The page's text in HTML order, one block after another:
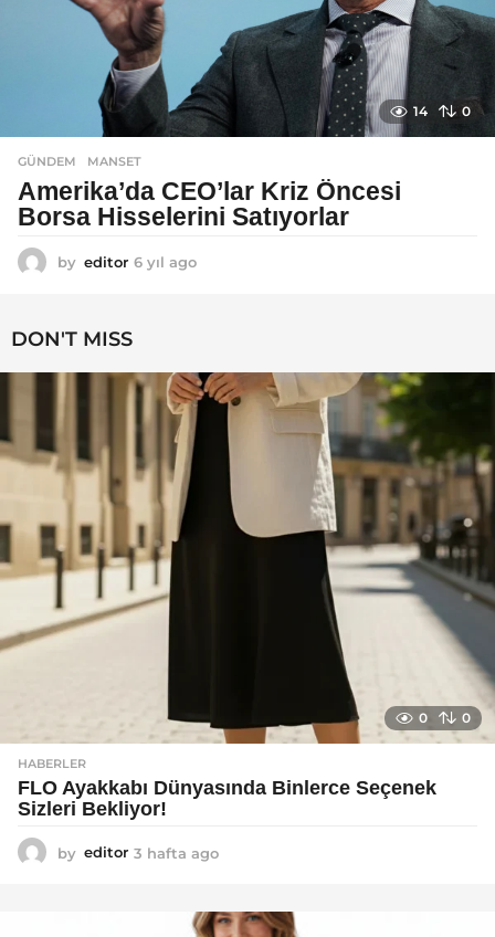
14 0
GÜNDEM MANSET
Amerika’da CEO’lar Kriz Öncesi
Borsa Hisselerini Satıyorlar
by editor 6 yıl ago
o
DON'T MISS
0 0
HABERLER
FLO Ayakkabı Dünyasında Binlerce Seçenek
Sizleri Bekliyor!
by editor 3 hafta ago
a